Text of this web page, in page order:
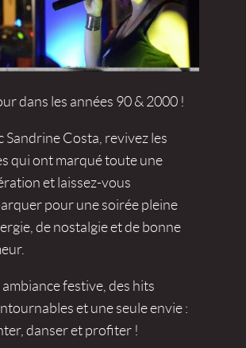
dans les années 90 & 2000 !
Sandrine Costa, revivez les
qui ont marqué toute une
et laissez-vous
pour une soirée pleine
de nostalgie et de bonne
ambiance festive, des hits
et une seule envie :
danser et profiter !